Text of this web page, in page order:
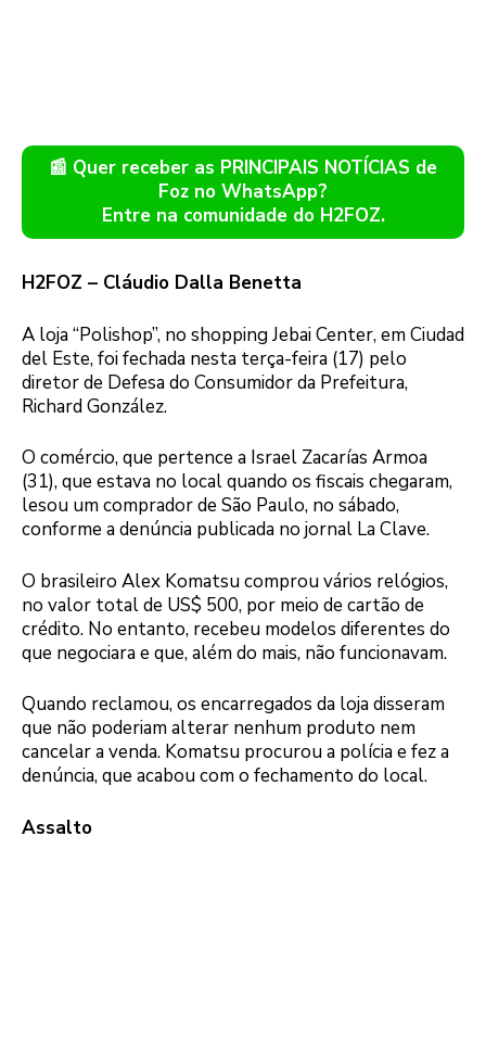
📰 Quer receber as PRINCIPAIS NOTÍCIAS de
Foz no WhatsApp?
Entre na comunidade do H2FOZ.
H2FOZ – Cláudio Dalla Benetta
A loja “Polishop”, no shopping Jebai Center, em Ciudad
del Este, foi fechada nesta terça-feira (17) pelo
diretor de Defesa do Consumidor da Prefeitura,
Richard González.
O comércio, que pertence a Israel Zacarías Armoa
(31), que estava no local quando os fiscais chegaram,
lesou um comprador de São Paulo, no sábado,
conforme a denúncia publicada no jornal La Clave.
O brasileiro Alex Komatsu comprou vários relógios,
no valor total de US$ 500, por meio de cartão de
crédito. No entanto, recebeu modelos diferentes do
que negociara e que, além do mais, não funcionavam.
Quando reclamou, os encarregados da loja disseram
que não poderiam alterar nenhum produto nem
cancelar a venda. Komatsu procurou a polícia e fez a
denúncia, que acabou com o fechamento do local.
Assalto